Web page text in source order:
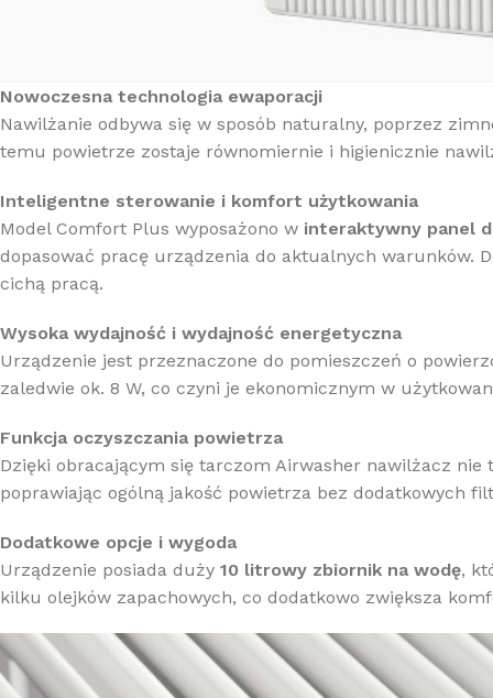
Nowoczesna technologia ewaporacji
Nawilżanie odbywa się w sposób naturalny, poprzez
temu powietrze zostaje równomiernie i higienicznie
Inteligentne sterowanie i komfort użytkowania
Model Comfort Plus wyposażono w interaktywny panel
dopasować pracę urządzenia do aktualnych warunków.
cichą pracą.
Wysoka wydajność i wydajność energetyczna
Urządzenie jest przeznaczone do pomieszczeń o
zaledwie ok. 8 W, co czyni je ekonomicznym w
Funkcja oczyszczania powietrza
Dzięki obracającym się tarczom Airwasher nawilżacz
poprawiając ogólną jakość powietrza bez dodatkowych
Dodatkowe opcje i wygoda
Urządzenie posiada duży 10 litrowy zbiornik na wodę,
kilku olejków zapachowych, co dodatkowo zwiększa